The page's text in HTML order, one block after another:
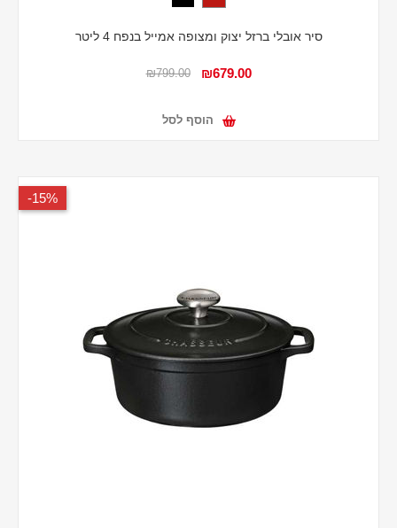
סיר אובלי ברזל יצוק ומצופה אמייל בנפח 4 ליטר
₪679.00
₪799.00
הוסף לסל
15%-